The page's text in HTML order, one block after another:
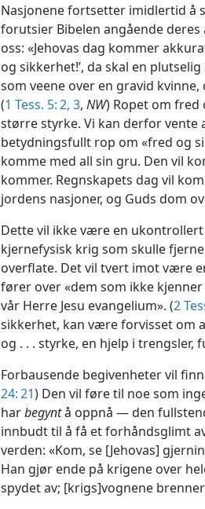
Nasjonene fortsetter imidlertid å
forutsier Bibelen angående
oss: «Jehovas dag kommer
og sikkerhet!’, da skal en
som veene over en gravid
(1 Tess. 5: 2, 3, NW) Ropet om fred
større styrke. Vi kan derfor vente
betydningsfullt rop om «fred og
komme med all sin gru. Den vil
kommer. Regnskapets dag vil
jordens nasjoner, og Guds dom
Dette vil ikke være en
kjernefysisk krig som skulle
overflate. Det vil tvert imot være
fører over «dem som ikke
vår Herre Jesu evangelium». (2
sikkerhet, kan være forvisset om
og . . . styrke, en hjelp i
Forbausende begivenheter vil
24: 21) Den vil føre til noe som
harbegyntå oppnå — den
innbudt til å få et forhåndsglimt
verden: «Kom, se [Jehovas]
Han gjør ende på krigene over
spydet av; [krigs]vognene